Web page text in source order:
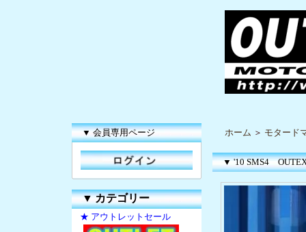
▼ 会員専用ページ
▼カテゴリー
★ アウトレットセール
ホーム ＞ モタード
▼ '10 SMS4